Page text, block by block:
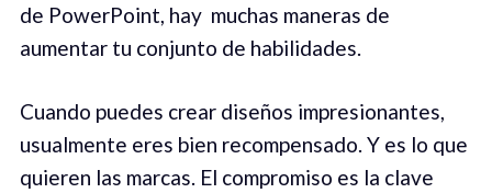
de PowerPoint, hay muchas maneras de
aumentar tu conjunto de habilidades.
Cuando puedes crear diseños impresionantes,
usualmente eres bien recompensado. Y es lo que
quieren las marcas. El compromiso es la clave